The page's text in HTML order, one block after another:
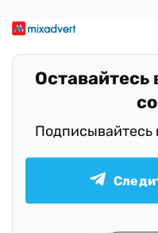
Оставайтесь
Подписывайтесь